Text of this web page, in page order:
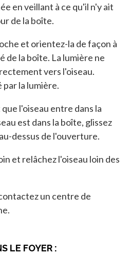
en veillant à ce qu'il n'y ait
de la boîte.
et orientez-la de façon à
de la boîte. La lumière ne
vers l'oiseau.
la lumière.
l'oiseau entre dans la
est dans la boîte, glissez
dessus de l'ouverture.
et relâchez l'oiseau loin des
un centre de
LE FOYER :